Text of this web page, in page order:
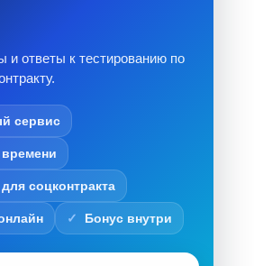
и ответы к тестированию по
сервис
соцконтракта
Бонус внутри